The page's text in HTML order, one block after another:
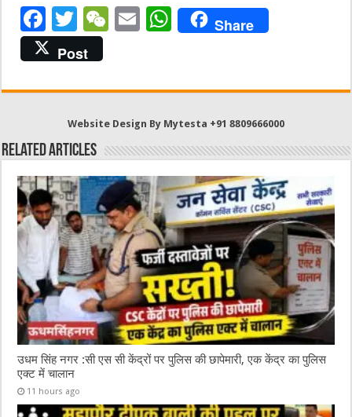
F
a
c
e
o
o
k
T
w
it
te
r
W
h
at
E
l
W
s
A
p
p
Share
Post
Website Design By Mytesta +91 8809666000
Related Articles
उधम सिंह नगर :सी एस सी केंद्रों पर पुलिस की छापेमारी, एक केंद्र का पुलिस
एक्ट में चालान
11 hours ago